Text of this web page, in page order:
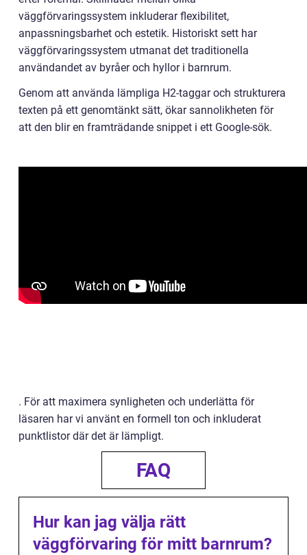
väggförvaringssystem inkluderar flexibilitet,
anpassningsbarhet och estetik. Historiskt sett har
väggförvaringssystem utmanat det traditionella
användandet av byråer och hyllor i barnrum.
Genom att använda lämpliga H2-taggar och strukturera
texten på ett genomtänkt sätt, ökar sannolikheten för
att den blir en framträdande snippet i ett Google-sök.
. För att maximera synligheten och underlätta för
läsaren har vi använt en formell ton och inkluderat
punktlistor där det är lämpligt.
FAQ
Hur kan jag välja rätt
väggförvaring för mitt barnrum?